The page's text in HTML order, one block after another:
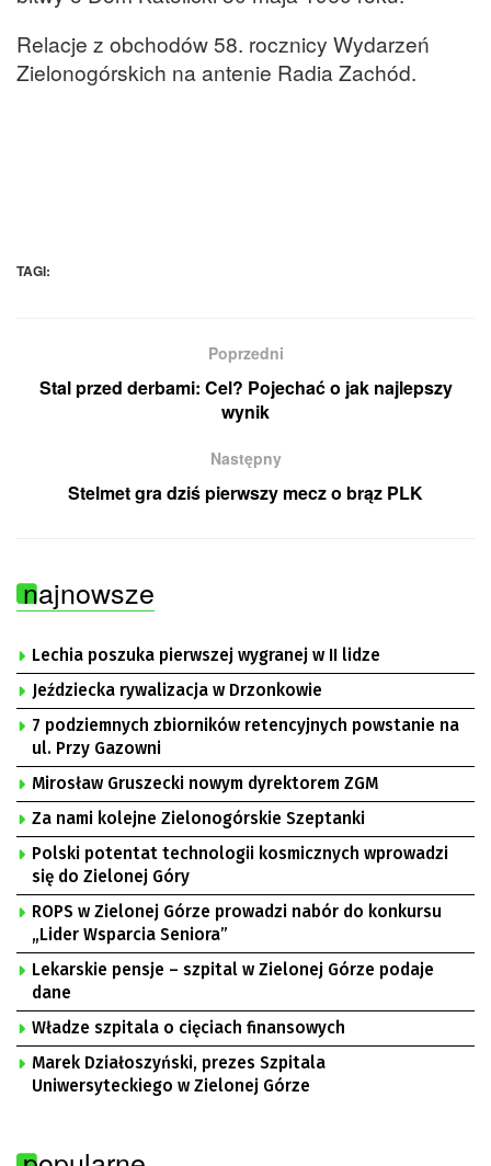
Relacje z obchodów 58. rocznicy Wydarzeń
Zielonogórskich na antenie Radia Zachód.
TAGI:
Poprzedni
Stal przed derbami: Cel? Pojechać o jak najlepszy
wynik
Następny
Stelmet gra dziś pierwszy mecz o brąz PLK
najnowsze
Lechia poszuka pierwszej wygranej w II lidze
Jeździecka rywalizacja w Drzonkowie
7 podziemnych zbiorników retencyjnych powstanie na
ul. Przy Gazowni
Mirosław Gruszecki nowym dyrektorem ZGM
Za nami kolejne Zielonogórskie Szeptanki
Polski potentat technologii kosmicznych wprowadzi
się do Zielonej Góry
ROPS w Zielonej Górze prowadzi nabór do konkursu
„Lider Wsparcia Seniora”
Lekarskie pensje – szpital w Zielonej Górze podaje
dane
Władze szpitala o cięciach finansowych
Marek Działoszyński, prezes Szpitala
Uniwersyteckiego w Zielonej Górze